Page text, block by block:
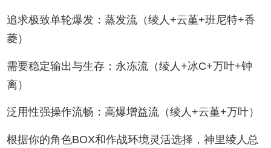
追求极致单轮爆发：蒸发流（绫人+云堇+班尼特+香
菱）
需要稳定输出与生存：永冻流（绫人+冰C+万叶+钟
离）
泛用性强操作流畅：高爆增益流（绫人+云堇+万叶）
根据你的角色BOX和作战环境灵活选择，神里绫人总